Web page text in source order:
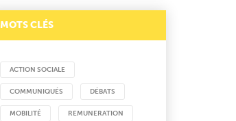
MOTS CLÉS
ACTION SOCIALE
COMMUNIQUÉS DÉBATS
MOBILITÉ REMUNERATION